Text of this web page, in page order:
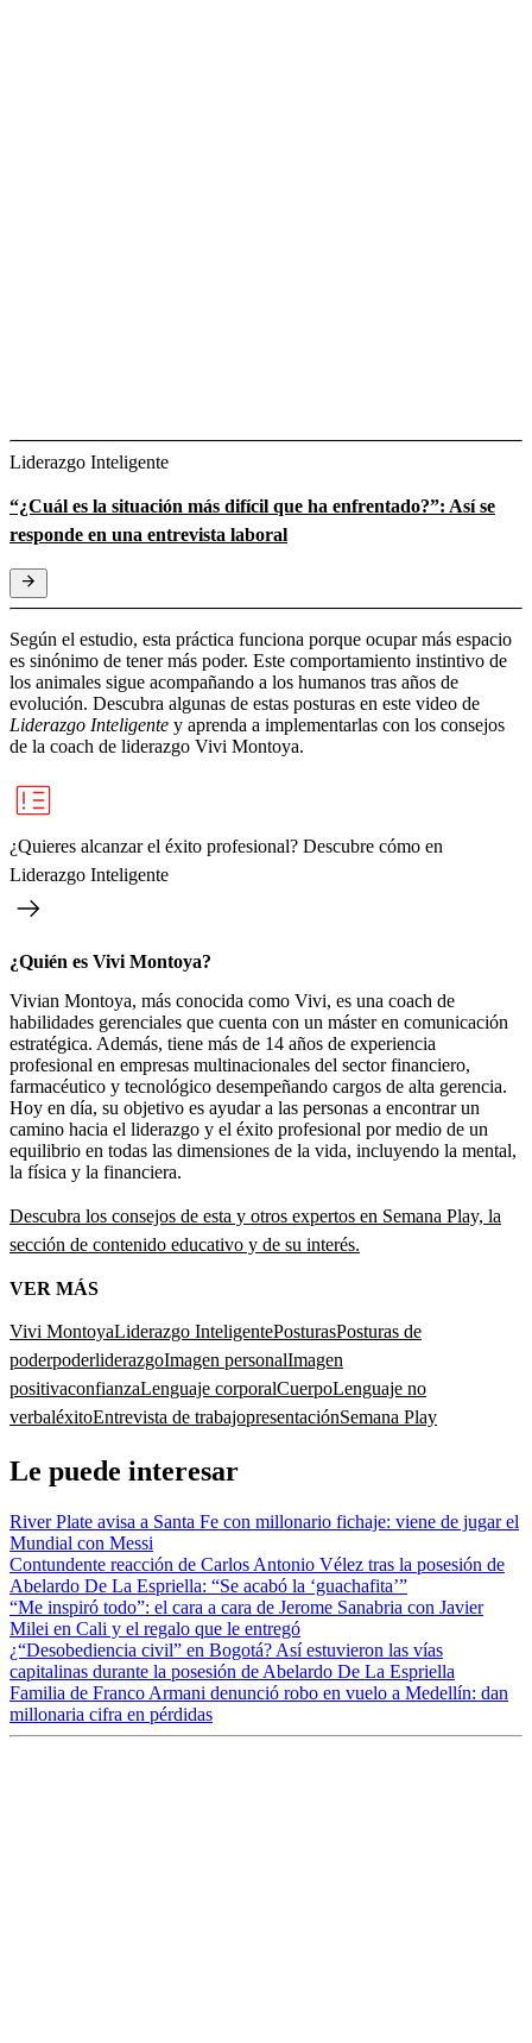
Liderazgo Inteligente
“¿Cuál es la situación más difícil que ha enfrentado?”: Así se
responde en una entrevista laboral
Según el estudio, esta práctica funciona porque ocupar más espacio
es sinónimo de tener más poder. Este comportamiento instintivo de
los animales sigue acompañando a los humanos tras años de
evolución. Descubra algunas de estas posturas en este video de
Liderazgo Inteligente y aprenda a implementarlas con los consejos
de la coach de liderazgo Vivi Montoya.
¿Quieres alcanzar el éxito profesional? Descubre cómo en
Liderazgo Inteligente
¿Quién es Vivi Montoya?
Vivian Montoya, más conocida como Vivi, es una coach de
habilidades gerenciales que cuenta con un máster en comunicación
estratégica. Además, tiene más de 14 años de experiencia
profesional en empresas multinacionales del sector financiero,
farmacéutico y tecnológico desempeñando cargos de alta gerencia.
Hoy en día, su objetivo es ayudar a las personas a encontrar un
camino hacia el liderazgo y el éxito profesional por medio de un
equilibrio en todas las dimensiones de la vida, incluyendo la mental,
la física y la financiera.
Descubra los consejos de esta y otros expertos en Semana Play, la
sección de contenido educativo y de su interés.
VER MÁS
Vivi MontoyaLiderazgo InteligentePosturasPosturas de
poderpoderliderazgoImagen personalImagen
positivaconfianzaLenguaje corporalCuerpoLenguaje no
verbaléxitoEntrevista de trabajopresentaciónSemana Play
Le puede interesar
River Plate avisa a Santa Fe con millonario fichaje: viene de jugar el
Mundial con Messi
Contundente reacción de Carlos Antonio Vélez tras la posesión de
Abelardo De La Espriella: “Se acabó la ‘guachafita’”
“Me inspiró todo”: el cara a cara de Jerome Sanabria con Javier
Milei en Cali y el regalo que le entregó
¿“Desobediencia civil” en Bogotá? Así estuvieron las vías
capitalinas durante la posesión de Abelardo De La Espriella
Familia de Franco Armani denunció robo en vuelo a Medellín: dan
millonaria cifra en pérdidas